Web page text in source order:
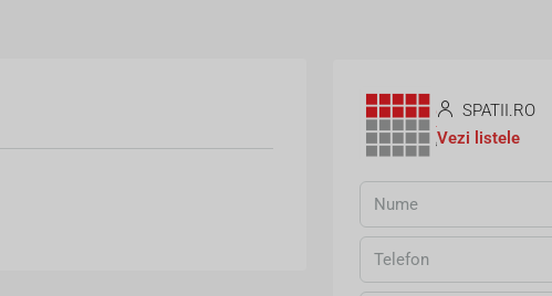
SPATII.RO
Vezi listele